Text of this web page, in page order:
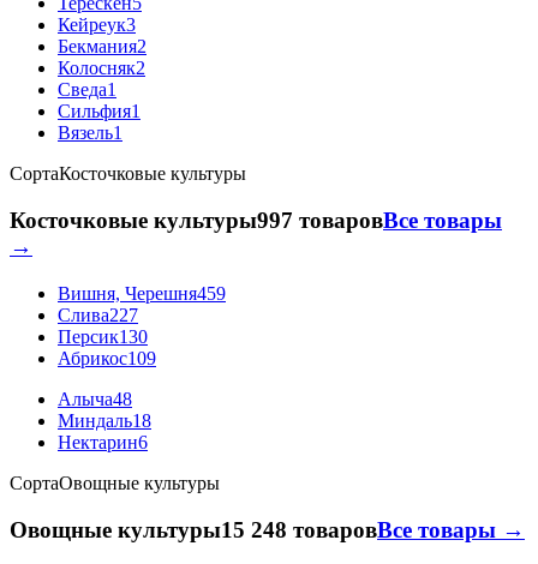
Кейреук3
Бекмания2
Колосняк2
Сведа1
Сильфия1
Вязель1
СортаКосточковые культуры
Косточковые культуры997 товаровВсе товары
→
Вишня, Черешня459
Слива227
Персик130
Абрикос109
Алыча48
Миндаль18
Нектарин6
СортаОвощные культуры
Овощные культуры15 248 товаровВсе товары →